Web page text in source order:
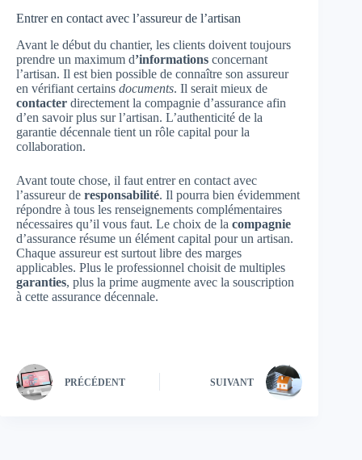
Entrer en contact avec l’assureur de l’artisan
Avant le début du chantier, les clients doivent toujours
prendre un maximum d’informations concernant
l’artisan. Il est bien possible de connaître son assureur
en vérifiant certains documents. Il serait mieux de
contacter directement la compagnie d’assurance afin
d’en savoir plus sur l’artisan. L’authenticité de la
garantie décennale tient un rôle capital pour la
collaboration.
Avant toute chose, il faut entrer en contact avec
l’assureur de responsabilité. Il pourra bien évidemment
répondre à tous les renseignements complémentaires
nécessaires qu’il vous faut. Le choix de la compagnie
d’assurance résume un élément capital pour un artisan.
Chaque assureur est surtout libre des marges
applicables. Plus le professionnel choisit de multiples
garanties, plus la prime augmente avec la souscription
à cette assurance décennale.
PRÉCÉDENT SUIVANT